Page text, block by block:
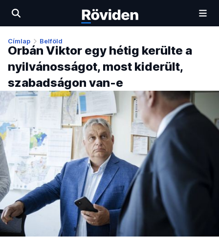
Címlap Belföld
Orbán Viktor egy hétig kerülte a
nyilvánosságot, most kiderült,
szabadságon van-e